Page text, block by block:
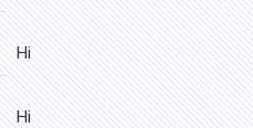
Ні
Ні